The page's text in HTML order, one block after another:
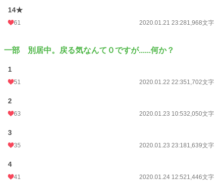
14★
61 2020.01.21 23:281,968文字
一部 別居中。戻る気なんて０ですが......何か？
1
51 2020.01.22 22:351,702文字
2
63 2020.01.23 10:532,050文字
3
35 2020.01.23 23:181,639文字
4
41 2020.01.24 12:521,446文字